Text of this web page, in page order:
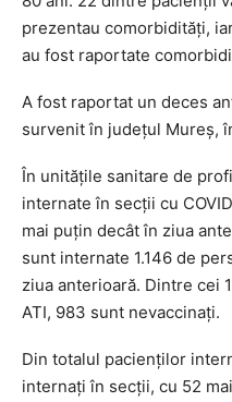
prezentau comorbidităţi,
au fost raportate
A fost raportat un deces
survenit în judeţul Mureş,
În unităţile sanitare de
internate în secţii cu
mai puţin decât în ziua
sunt internate 1.146 de
ziua anterioară. Dintre cei
ATI, 983 sunt nevaccinaţi.
Din totalul pacienţilor
internaţi în secţii, cu 52